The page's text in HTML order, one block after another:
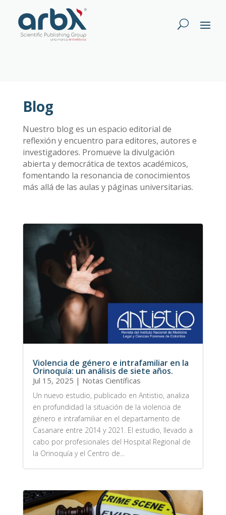
Blog
Nuestro blog es un espacio editorial de
reflexión y encuentro para editores, autores e
investigadores. Promueve la divulgación
abierta y democrática de textos académicos,
fomentando la resonancia de conocimientos
más allá de las aulas y páginas universitarias.
Violencia de género e intrafamiliar en la
Orinoquía: un análisis de siete años.
Jul 15, 2025 | Notas Científicas
Un nuevo estudio, publicado en Antistio, analiza
en profundidad la situación de la violencia de
género e intrafamiliar en el departamento de
Casanare entre 2014 y 2021. El estudio, llevado a
cabo por profesionales del Hospital Regional de
la Orinoquía y el Centro de...